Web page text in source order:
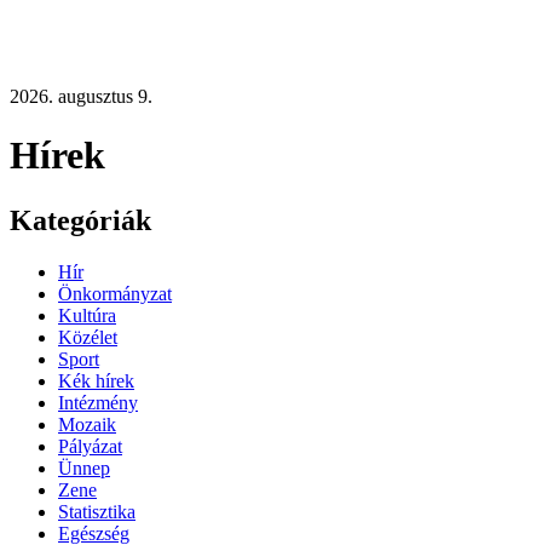
2026. augusztus 9.
Hírek
Kategóriák
Hír
Önkormányzat
Kultúra
Közélet
Sport
Kék hírek
Intézmény
Mozaik
Pályázat
Ünnep
Zene
Statisztika
Egészség